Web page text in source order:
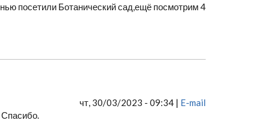
посетили Ботанический сад,ещё посмотрим 4
чт, 30/03/2023 - 09:34 | E-mail
Спасибо.